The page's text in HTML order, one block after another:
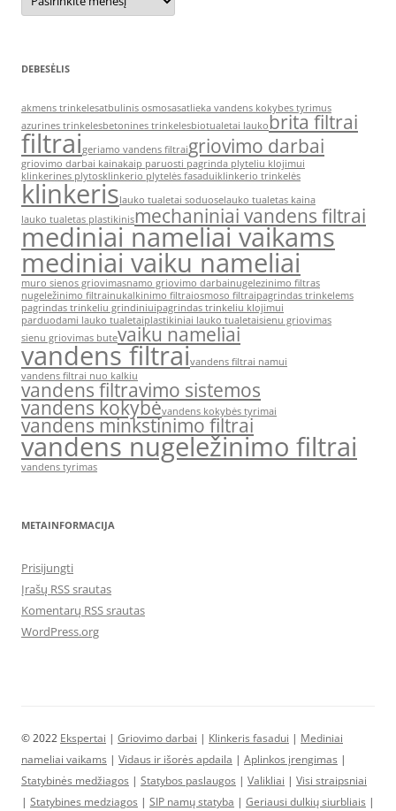
DEBESĖLIS
akmens trinkelesatbulinis osmosasatlieka vandens kokybes tyrimus
azurines trinkelesbetonines trinkelesbiotualetai laukobrita filtrai
filtraigeriamo vandens filtraigriovimo darbai
griovimo darbai kainakaip paruosti pagrinda plyteliu klojimui
klinkerines plytosklinkerio plytelės fasaduiklinkerio trinkelės
klinkerislauko tualetai soduoselauko tualetas kaina
lauko tualetas plastikinismechaniniai vandens filtrai
mediniai nameliai vaikams
mediniai vaiku nameliai
muro sienos griovimasnamo griovimo darbainugelezinimo filtras
nugeležinimo filtrainukalkinimo filtraiosmoso filtraipagrindas trinkelems
pagrindas trinkeliu grindiniuipagrindas trinkeliu klojimui
parduodami lauko tualetaiplastikiniai lauko tualetaisienu griovimas
sienu griovimas butevaiku nameliai
vandens filtraivandens filtrai namui
vandens filtrai nuo kalkiu
vandens filtravimo sistemos
vandens kokybėvandens kokybės tyrimai
vandens minkstinimo filtrai
vandens nugeležinimo filtrai
vandens tyrimas
METAINFORMACIJA
Prisijungti
Įrašų RSS srautas
Komentarų RSS srautas
WordPress.org
© 2022 Ekspertai | Griovimo darbai | Klinkeris fasadui | Mediniai
nameliai vaikams | Vidaus ir išorės apdaila | Aplinkos įrengimas |
Statybinės medžiagos | Statybos paslaugos | Valikliai | Visi straipsniai
| Statybines medziagos | SIP namų statyba | Geriausi dulkių siurbliais |